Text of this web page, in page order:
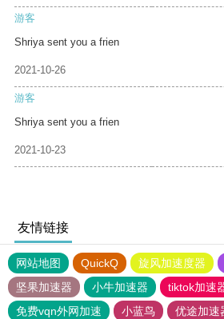
游客
Shriya sent you a frien
2021-10-26
游客
Shriya sent you a frien
2021-10-23
友情链接
网站地图 QuickQ 旋风加速度器
坚果加速器
小牛加速器 tiktok加速
免费vqn外网加速
小蓝鸟 优途加速